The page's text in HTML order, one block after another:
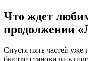
Что ждет
продолжении
Спустя пять частей
быстро становились